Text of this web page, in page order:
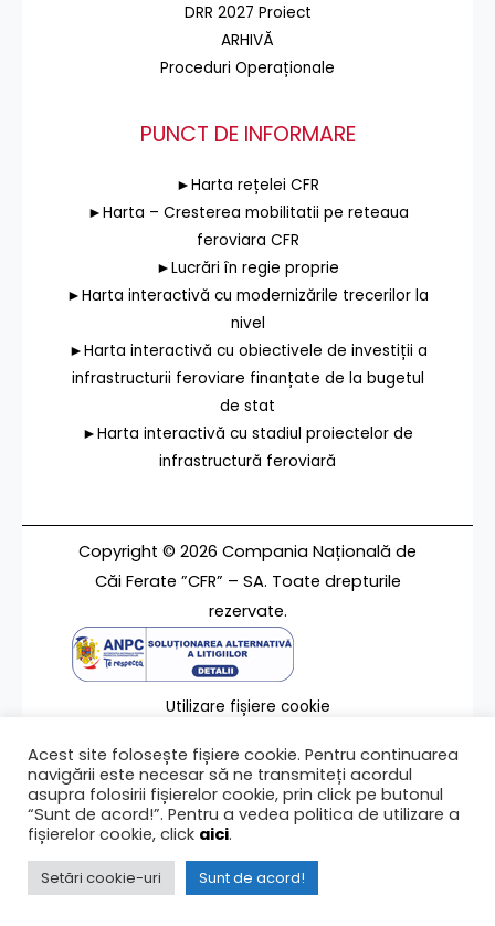
DRR 2027 Proiect
ARHIVĂ
Proceduri Operaționale
PUNCT DE INFORMARE
►Harta rețelei CFR
►Harta – Cresterea mobilitatii pe reteaua
feroviara CFR
►Lucrări în regie proprie
►Harta interactivă cu modernizările trecerilor la
nivel
►Harta interactivă cu obiectivele de investiții a
infrastructurii feroviare finanțate de la bugetul
de stat
►Harta interactivă cu stadiul proiectelor de
infrastructură feroviară
Copyright © 2026 Compania Națională de
Căi Ferate ”CFR” – SA. Toate drepturile
rezervate.
Utilizare fișiere cookie
Contact
Ultima modificare a paginii 02/07/2024
Acest site folosește fișiere cookie. Pentru continuarea
navigării este necesar să ne transmiteți acordul
asupra folosirii fișierelor cookie, prin click pe butonul
“Sunt de acord!”. Pentru a vedea politica de utilizare a
fișierelor cookie, click aici.
Setări cookie-uri Sunt de acord!